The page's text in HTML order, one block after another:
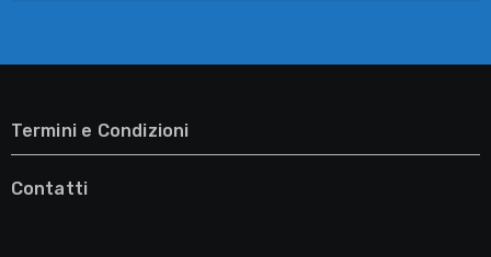
Termini e Condizioni
Contatti